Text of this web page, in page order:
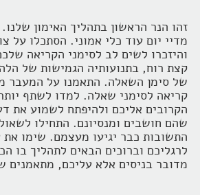
זהו הנר הראשון בתהליך האימון
מדיי יום עוד כלי אמוני. הסתכלו על
והיזכרו לשים לב לסימני הקריאה
קצת רוח, בתנועותיה הגמישות של
של סימן השאלה. התאמנו על המעבר
קריאה לסימני שאלה. למדו לשתף
הקרובים אליכם ולהיפתח לשמוע את
שהם חושבים ומנסיונם. התחילו
התשובות כבר יגיעו מעצמם. שימו את
לרגליכם וברוכים הבאים לתהליך בו
מדובר בניסים אלא עליכם,